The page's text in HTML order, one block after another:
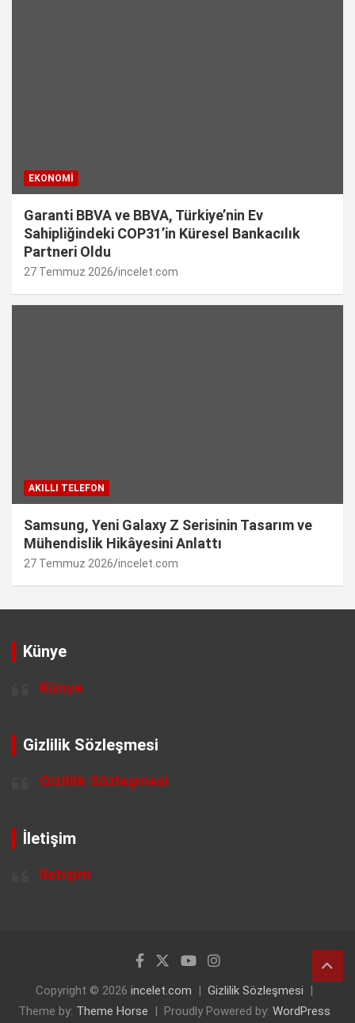
EKONOMI
Garanti BBVA ve BBVA, Türkiye’nin Ev
Sahipliğindeki COP31’in Küresel Bankacılık
Partneri Oldu
27 Temmuz 2026 incelet.com
AKILLI TELEFON
Samsung, Yeni Galaxy Z Serisinin Tasarım ve
Mühendislik Hikâyesini Anlattı
27 Temmuz 2026 incelet.com
Künye
Künye
Gizlilik Sözleşmesi
Gizlilik Sözleşmesi
İletişim
İletişim
Copyright © 2026 incelet.com
Gizlilik Sözleşmesi
Theme by: Theme Horse Proudly Powered by: WordPress